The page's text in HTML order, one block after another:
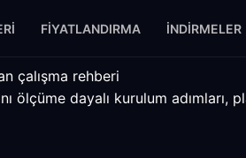
FIYATLANDIRMA İNDIRMELER
çalışma rehberi
ölçüme dayalı kurulum adımları,